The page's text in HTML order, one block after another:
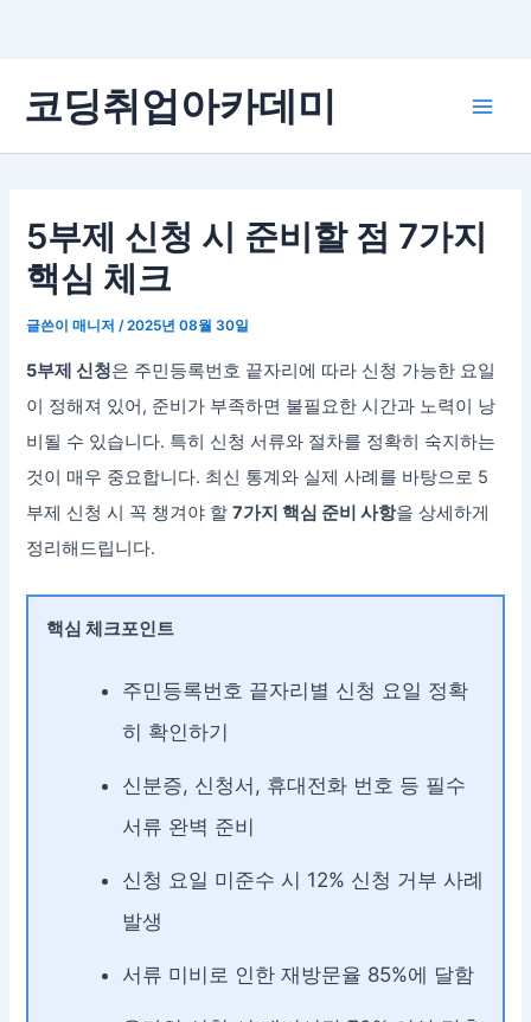
로
코딩취업아카데미
5부제 신청 시 준비할 점 7가지
핵심 체크
글쓴이매니저 /2025년 08월 30일
5부제 신청은 주민등록번호 끝자리에 따라 신청 가능한 요일
이 정해져 있어, 준비가 부족하면 불필요한 시간과 노력이 낭
비될 수 있습니다. 특히 신청 서류와 절차를 정확히 숙지하는
것이 매우 중요합니다. 최신 통계와 실제 사례를 바탕으로 5
부제 신청 시 꼭 챙겨야 할7가지 핵심 준비 사항을 상세하게
정리해드립니다.
핵심 체크포인트
주민등록번호 끝자리별 신청 요일 정확
히 확인하기
신분증, 신청서, 휴대전화 번호 등 필수
서류 완벽 준비
신청 요일 미준수 시 12% 신청 거부 사례
발생
서류 미비로 인한 재방문율 85%에 달함